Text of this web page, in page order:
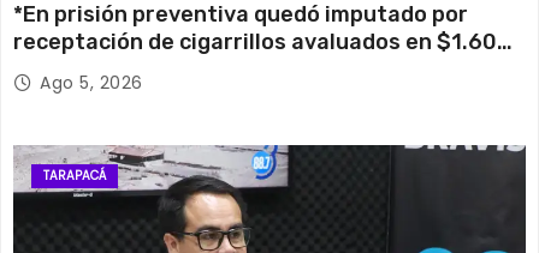
*En prisión preventiva quedó imputado por
receptación de cigarrillos avaluados en $1.600
millones*
Ago 5, 2026
TARAPACÁ